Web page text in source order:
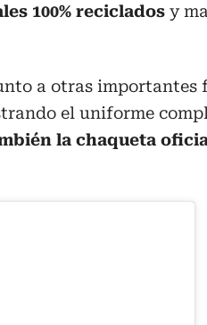
100% reciclados y
a otras importantes
el uniforme
la chaqueta